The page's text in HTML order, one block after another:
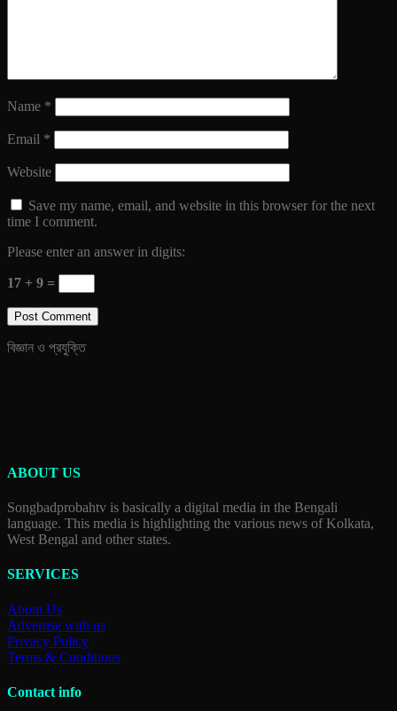
Name *
Email *
Website
Save my name, email, and website in this browser for the next
time I comment.
Please enter an answer in digits:
17 + 9 =
বিজ্ঞান ও প্রযুক্তি
ABOUT US
Songbadprobahtv is basically a digital media in the Bengali
language. This media is highlighting the various news of Kolkata,
West Bengal and other states.
SERVICES
About Us
Advertise with us
Privacy Policy
Terms & Conditions
Contact info